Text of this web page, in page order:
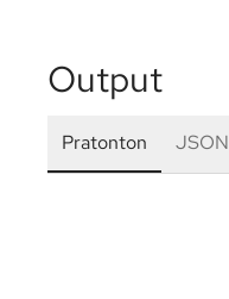
Output
Pratonton JSON